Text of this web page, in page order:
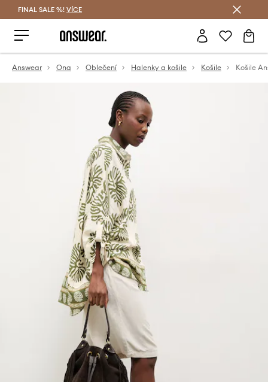
FINAL SALE %! VÍCE
Answear Ona Oblečení Halenky a košile Košile Košile